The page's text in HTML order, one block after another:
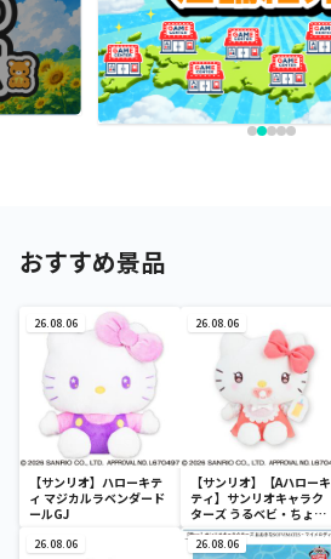
おすすめ景品
26.08.06
【サンリオ】ハローキテ
ィ マジカルラベンダード
ールGJ
26.08.06
【サンリオ】【Aハローキ
ティ】サンリオキャラク
ターズ うるベビ・ちょい
デカドール
26.08.06 26.08.06